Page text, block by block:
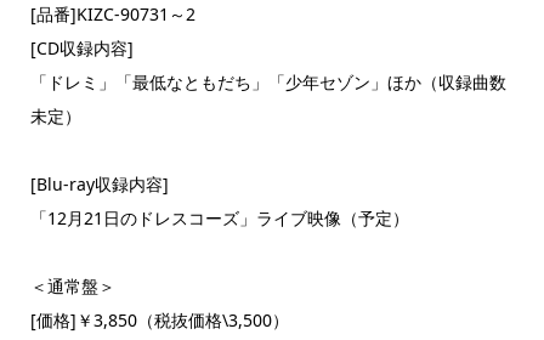
[品番]KIZC-90731～2
[CD収録内容]
「ドレミ」「最低なともだち」「少年セゾン」ほか（収録曲数
未定）
[Blu-ray収録内容]
「12月21日のドレスコーズ」ライブ映像（予定）
＜通常盤＞
[価格]￥3,850（税抜価格\3,500）